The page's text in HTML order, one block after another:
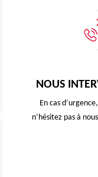
NOUS
En cas
n’hésitez pas à